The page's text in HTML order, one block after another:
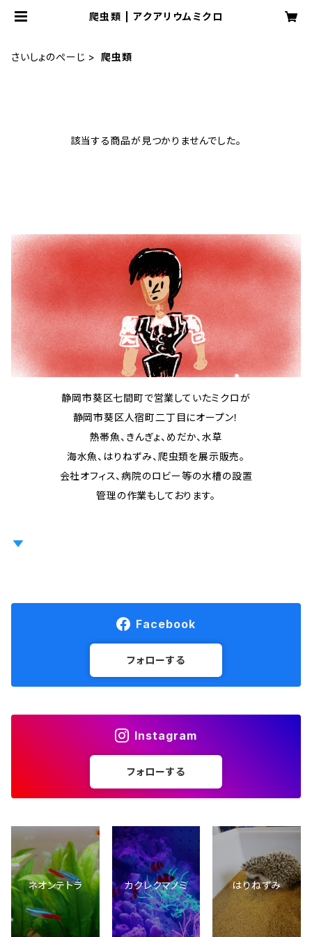
爬虫類 | アクアリウムミクロ
さいしょのぺーじ 爬虫類
該当する商品が見つかりませんでした。
静岡市葵区七間町で営業していたミクロが
静岡市葵区人宿町二丁目にオープン！
熱帯魚、きんぎょ、めだか、水草
海水魚、はりねずみ、爬虫類を展示販売。
会社オフィス、病院のロビー等の水槽の設置
管理の作業もしております。
Facebook
フォローする
Instagram
フォローする
ネオンテトラ カクレクマノミ はりねずみ